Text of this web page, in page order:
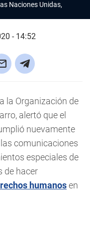
Naciones Unidas,
- 14:52
la Organización de
alertó que el
nuevamente
comunicaciones
especiales de
de hacer
humanosen